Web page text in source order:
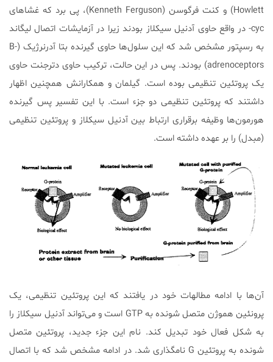
Howlett) و کنت فرگوسن (Kenneth Ferguson)، پی برد که غشاهای
cyc- در واقع حاوی آدنیل سیکلاز بودند زیرا در آزمایشات اتصال لیگاند
به رسپتور مشخص شد که این سلول‌ها حاوی گیرنده بتا آدرنرژیک (B-
adrenoceptors) بودند. پس در این حالت، ترکیب حاوی دترجنت حاوی
یک پروتئین تنظیمی بوده است. گیلمان و همكارانش همچنین اظهار
داشتند که پروتئین تنظیمی دو جزء است. با این تفسیر پس گیرنده
هورمون‌ها وظیفه برقراری ارتباط بین آدنیل سیکلاز و پروتئین تنظیمی
(مبدل) را بر عهده داشته است.
آن‌ها با ادامه مطالهات خود در یافتند که این پروتئین تنظیمی، یک
پرونئین هموژن متصل شونده به GTP است و می‌تواند آدنیل سیکلاز را
به شکل فعال خود تبدیل کند. نام این جزء جدید، پروتئین متصل
شونده به پروتئین G نامگذاری شد. در ادامه مشخص شد که با اتصال